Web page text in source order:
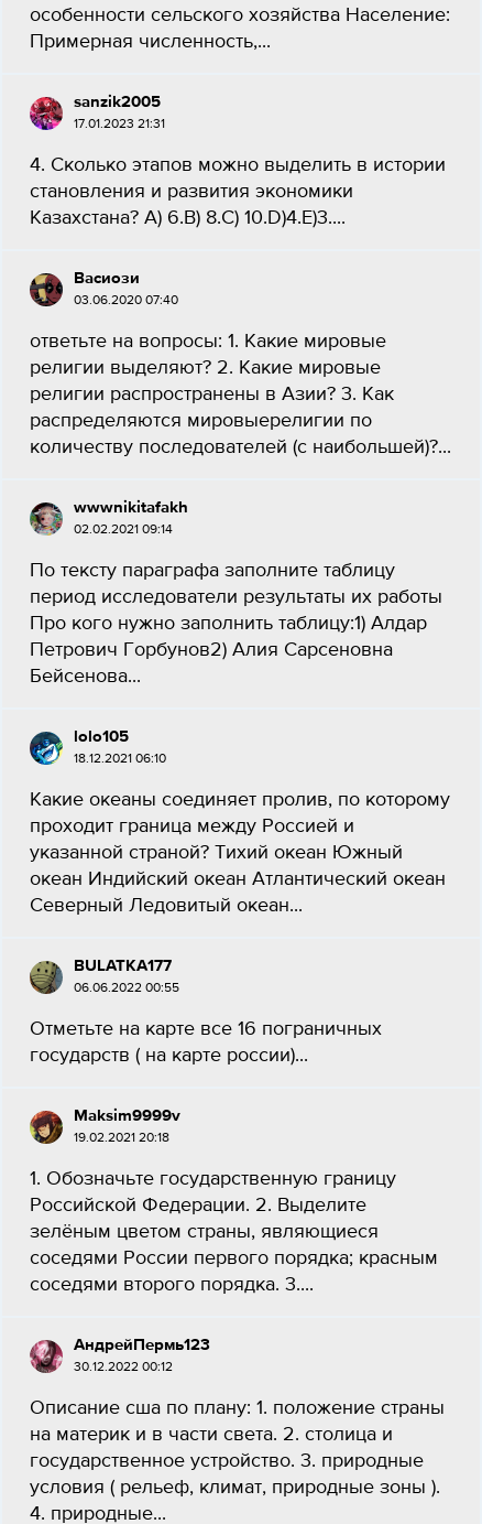
особенности сельского хозяйства Население:
Примерная численность,...
sanzik2005
17.01.2023 21:31
4. Сколько этапов можно выделить в истории
становления и развития экономики
Казахстана? А) 6.В) 8.C) 10.D)4.E)3.​...
Васиози
03.06.2020 07:40
ответьте на вопросы: 1. Какие мировые
религии выделяют? 2. Какие мировые
религии распространены в Азии? 3. Как
распределяются мировыерелигии по
количеству последователей (с наибольшей)?...
wwwnikitafakh
02.02.2021 09:14
По тексту параграфа заполните таблицу
период исследователи результаты их работы
Про кого нужно заполнить таблицу:1) Алдар
Петрович Горбунов2) Алия Сарсеновна
Бейсенова...
lolo105
18.12.2021 06:10
Какие океаны соединяет пролив, по которому
проходит граница между Россией и
указанной страной? Тихий океан Южный
океан Индийский океан Атлантический океан
Северный Ледовитый океан...
BULATKA177
06.06.2022 00:55
Отметьте на карте все 16 пограничных
государств ( на карте россии)...
Maksim9999v
19.02.2021 20:18
1. Обозначьте государственную границу
Российской Федерации. 2. Выделите
зелёным цветом страны, являющиеся
соседями России первого порядка; красным
соседями второго порядка. 3....
АндрейПермь123
30.12.2022 00:12
Описание сша по плану: 1. положение страны
на материк и в части света. 2. столица и
государственное устройство. 3. природные
условия ( рельеф, климат, природные зоны ).
4. природные...